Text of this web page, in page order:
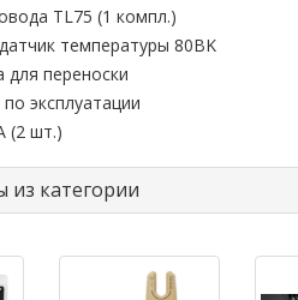
TL75 (1 компл.)
температуры 80BK
для переноски
эксплуатации
(2 шт.)
из категории